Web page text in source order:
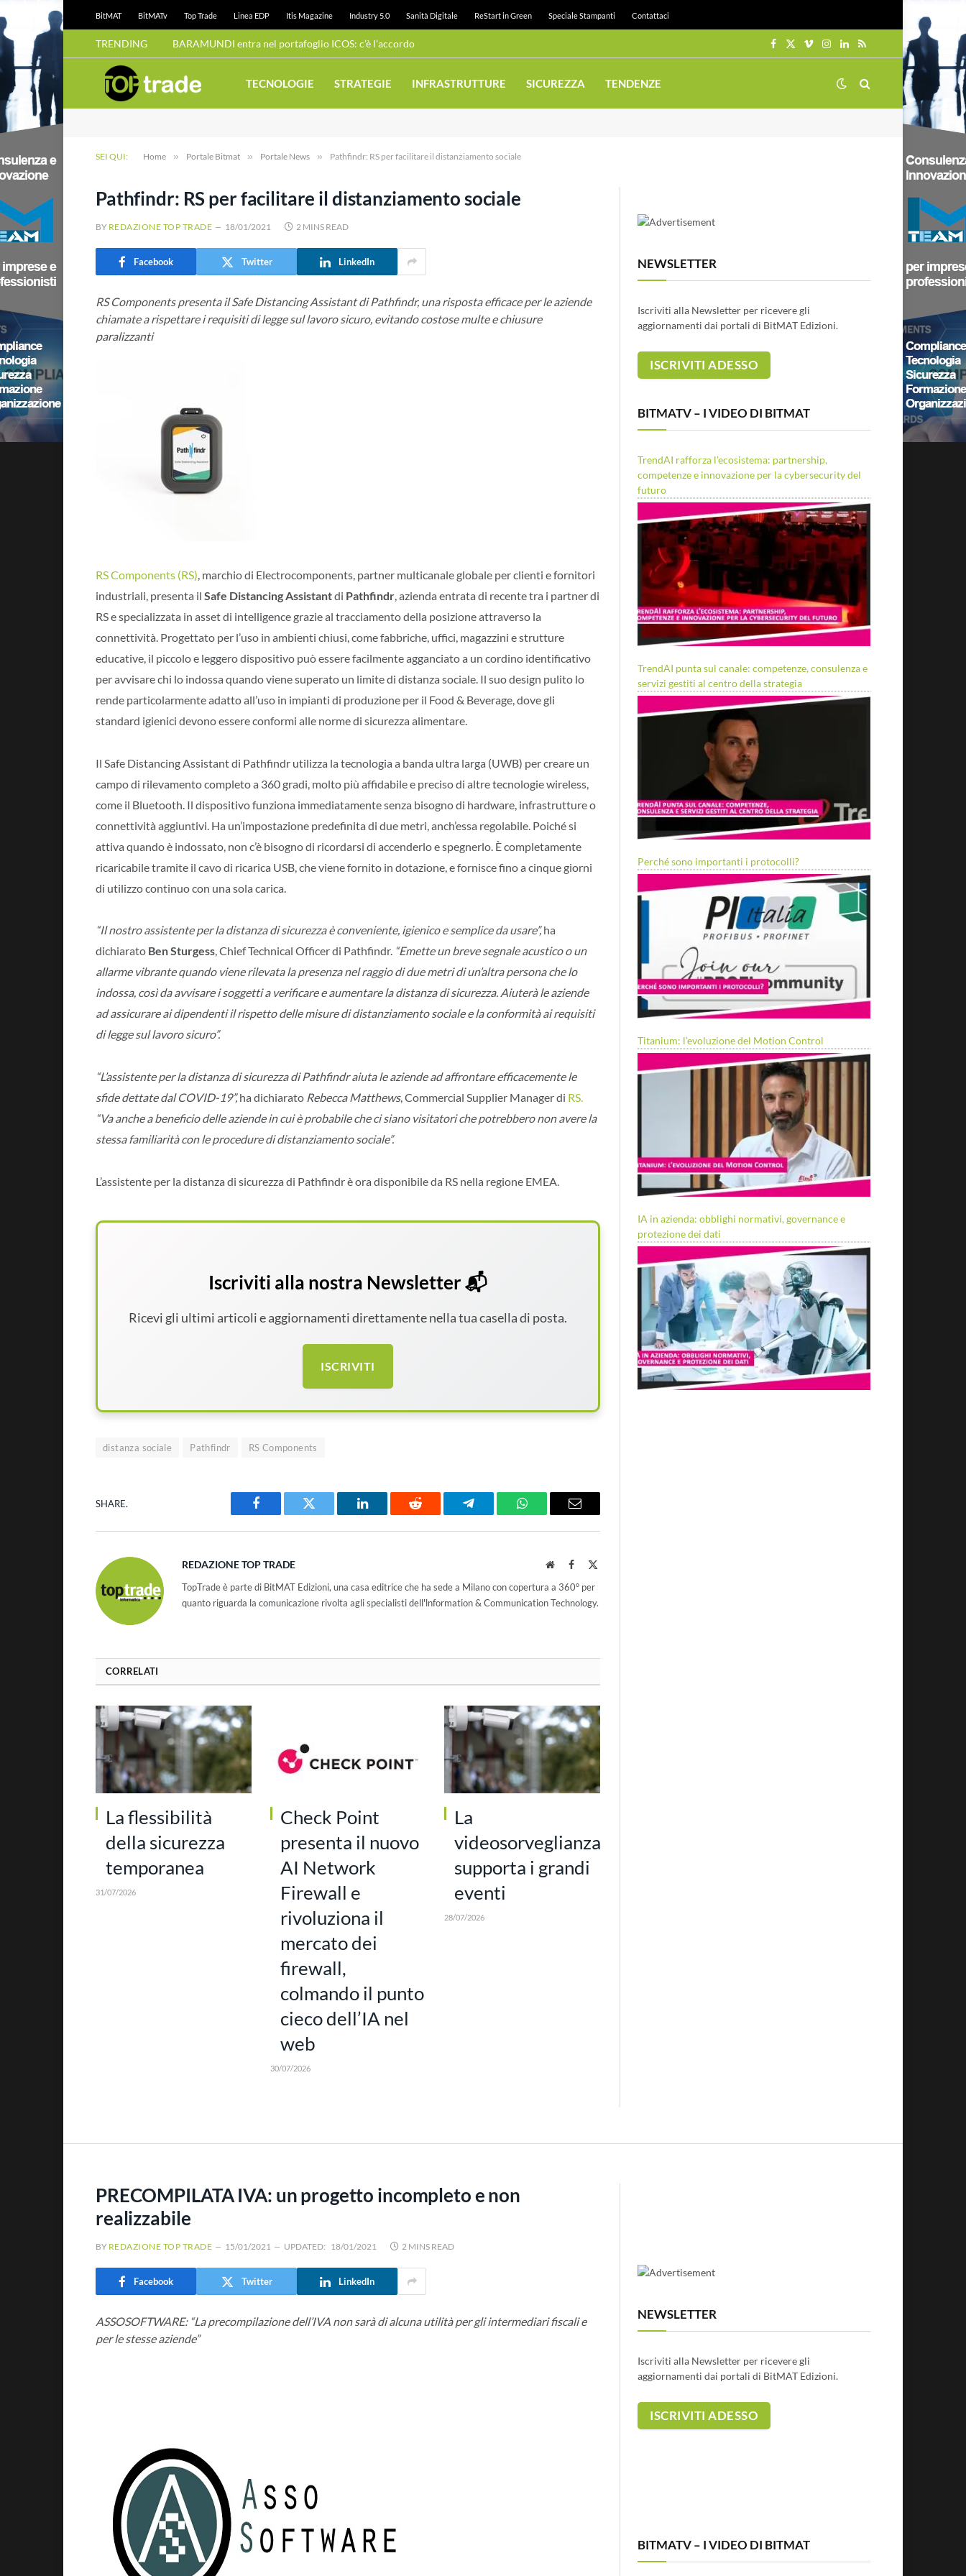
BitMAT BitMATv Top Trade Linea EDP Itis Magazine Industry 5.0 Sanità Digitale ReStart in Green Speciale Stampanti Contattaci
TRENDING BARAMUNDI entra nel portafoglio ICOS: c’è l’accordo
Facebook
X
VimeoInstagram
LinkedIn
RSS
TECNOLOGIE STRATEGIE INFRASTRUTTURE SICUREZZA TENDENZE
SEI QUI: Home » Portale Bitmat » Portale News » Pathfindr: RS per facilitare il distanziamento sociale
Pathfindr: RS per facilitare il distanziamento sociale
BY REDAZIONE TOP TRADE 18/01/2021 2 MINS READ
Facebook Twitter LinkedIn
RS Components presenta il Safe Distancing Assistant di Pathfindr, una risposta efficace per le aziende
chiamate a rispettare i requisiti di legge sul lavoro sicuro, evitando costose multe e chiusure
paralizzanti
RS Components (RS), marchio di Electrocomponents, partner multicanale globale per clienti e fornitori
industriali, presenta il Safe Distancing Assistantdi Pathfindr, azienda entrata di recente tra i partner di
RS e specializzata in asset di intelligence grazie al tracciamento della posizione attraverso la
connettività. Progettato per l’uso in ambienti chiusi, come fabbriche, uffici, magazzini e strutture
educative, il piccolo e leggero dispositivo può essere facilmente agganciato a un cordino identificativo
per avvisare chi lo indossa quando viene superato un limite di distanza sociale. Il suo design pulito lo
rende particolarmente adatto all’uso in impianti di produzione per il Food & Beverage, dove gli
standard igienici devono essere conformi alle norme di sicurezza alimentare.
Il Safe Distancing Assistant di Pathfindr utilizza la tecnologia a banda ultra larga (UWB) per creare un
campo di rilevamento completo a 360 gradi, molto più affidabile e preciso di altre tecnologie wireless,
come il Bluetooth. Il dispositivo funziona immediatamente senza bisogno di hardware, infrastrutture o
connettività aggiuntivi. Ha un’impostazione predefinita di due metri, anch’essa regolabile. Poiché si
attiva quando è indossato, non c’è bisogno di ricordarsi di accenderlo e spegnerlo. È completamente
ricaricabile tramite il cavo di ricarica USB, che viene fornito in dotazione, e fornisce fino a cinque giorni
di utilizzo continuo con una sola carica.
“Il nostro assistente per la distanza di sicurezza è conveniente, igienico e semplice da usare”,ha
dichiarato Ben Sturgess, Chief Technical Officer di Pathfindr. “Emette un breve segnale acustico o un
allarme vibrante quando viene rilevata la presenza nel raggio di due metri di un’altra persona che lo
indossa, così da avvisare i soggetti a verificare e aumentare la distanza di sicurezza. Aiuterà le aziende
ad assicurare ai dipendenti il rispetto delle misure di distanziamento sociale e la conformità ai requisiti
di legge sul lavoro sicuro”.
“L’assistente per la distanza di sicurezza di Pathfindr aiuta le aziende ad affrontare efficacemente le
sfide dettate dal COVID-19”,ha dichiarato Rebecca Matthews, Commercial Supplier Manager di RS.
“Va anche a beneficio delle aziende in cui è probabile che ci siano visitatori che potrebbero non avere la
stessa familiarità con le procedure di distanziamento sociale”.
L’assistente per la distanza di sicurezza di Pathfindr è ora disponibile da RS nella regione EMEA.
Iscriviti alla nostra Newsletter 📬
Ricevi gli ultimi articoli e aggiornamenti direttamente nella tua casella di posta.
ISCRIVITI
distanza sociale Pathfindr RS Components
SHARE.
Facebook Twitter LinkedIn Reddit Telegram WhatsAppEmail
REDAZIONE TOP TRADE WebsiteFacebook
TopTrade è parte di BitMAT Edizioni, una casa editrice che ha sede a Milano con copertura a 360° per
quanto riguarda la comunicazione rivolta agli specialisti dell'lnformation & Communication Technology.
CORRELATI
La flessibilità
della sicurezza
temporanea
31/07/2026
Check Point
presenta il nuovo
AI Network
Firewall e
rivoluziona il
mercato dei
firewall,
colmando il punto
cieco dell’IA nel
web
30/07/2026
La
videosorveglianza
supporta i grandi
eventi
28/07/2026
NEWSLETTER
Iscriviti alla Newsletter per ricevere gli
aggiornamenti dai portali di BitMAT Edizioni.
BITMATV – I VIDEO DI BITMAT
TrendAI rafforza l’ecosistema: partnership,
competenze e innovazione per la cybersecurity del
futuro
TrendAI punta sul canale: competenze, consulenza e
servizi gestiti al centro della strategia
Perché sono importanti i protocolli?
Titanium: l’evoluzione del Motion Control
IA in azienda: obblighi normativi, governance e
protezione dei dati
PRECOMPILATA IVA: un progetto incompleto e non
realizzabile
BY REDAZIONE TOP TRADE 15/01/2021 UPDATED: 18/01/2021 2 MINS READ
Facebook Twitter LinkedIn
ASSOSOFTWARE: “La precompilazione dell’IVA non sarà di alcuna utilità per gli intermediari fiscali e
per le stesse aziende”
NEWSLETTER
Iscriviti alla Newsletter per ricevere gli
aggiornamenti dai portali di BitMAT Edizioni.
BITMATV – I VIDEO DI BITMAT